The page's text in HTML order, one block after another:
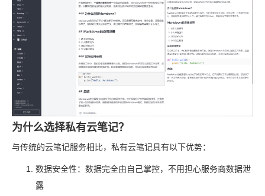
为什么选择私有云笔记？
与传统的云笔记服务相比，私有云笔记具有以下优势：
数据安全性：数据完全由自己掌控，不用担心服务商数据泄
露